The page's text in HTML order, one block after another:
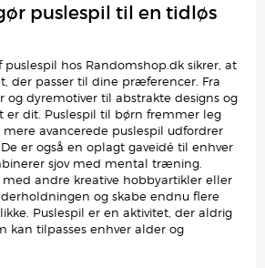
puslespil til en tidløs
hos Randomshop.dk sikrer, at
der passer til dine præferencer. Fra
og dyremotiver til abstrakte designs og
er dit. Puslespil til børn fremmer leg
avancerede puslespil udfordrer
er også en oplagt gaveidé til enhver
sjov med mental træning.
andre kreative hobbyartikler eller
og skabe endnu flere
Puslespil er en aktivitet, der aldrig
kan tilpasses enhver alder og